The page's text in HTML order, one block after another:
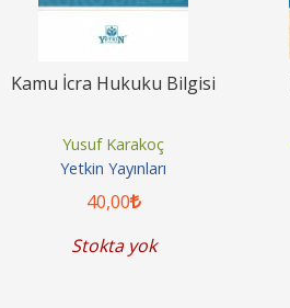
Kamu İcra Hukuku Bilgisi
Yusuf Karakoç
Yetkin Yayınları
40,00
Stokta yok